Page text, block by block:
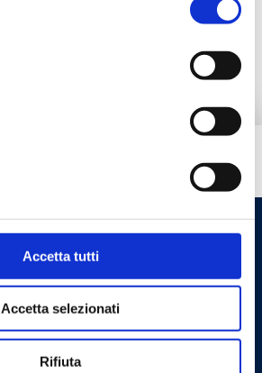
Accetta tutti
Accetta selezionati
Rifiuta